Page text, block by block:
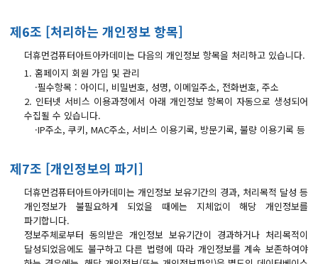
제6조 [처리하는 개인정보 항목]
더휴먼컴퓨터아트아카데미는 다음의 개인정보 항목을 처리하고 있습니다.
1. 홈페이지 회원 가입 및 관리
·필수항목 : 아이디, 비밀번호, 성명, 이메일주소, 전화번호, 주소
2. 인터넷 서비스 이용과정에서 아래 개인정보 항목이 자동으로 생성되어
수집될 수 있습니다.
·IP주소, 쿠키, MAC주소, 서비스 이용기록, 방문기록, 불량 이용기록 등
제7조 [개인정보의 파기]
더휴먼컴퓨터아트아카데미는 개인정보 보유기간의 경과, 처리목적 달성 등
개인정보가 불필요하게 되었을 때에는 지체없이 해당 개인정보를
파기합니다.
정보주체로부터 동의받은 개인정보 보유기간이 경과하거나 처리목적이
달성되었음에도 불구하고 다른 법령에 따라 개인정보를 계속 보존하여야